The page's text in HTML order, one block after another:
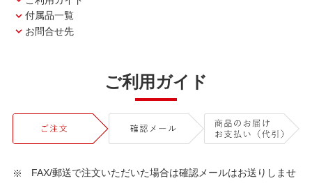
付属品一覧
お問合せ先
ご利用ガイド
FAX/郵送で注文いただいた場合は確認メールはお送りしませ